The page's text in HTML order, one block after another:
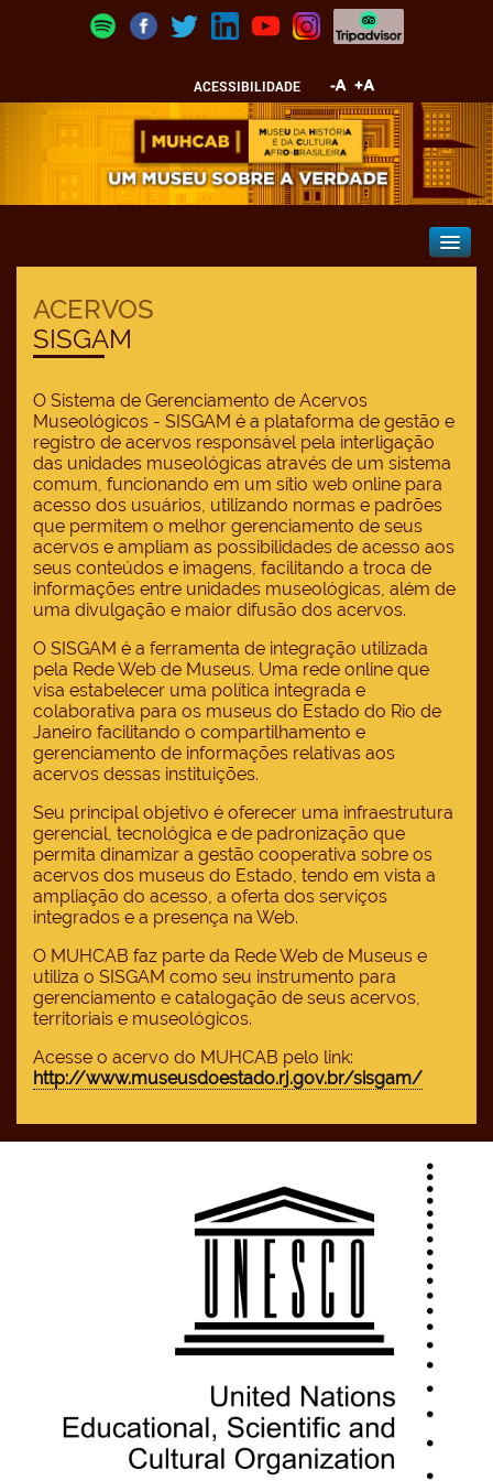
ACESSIBILIDADE
ACERVOS
SISGAM
O Sistema de Gerenciamento de Acervos
Museológicos - SISGAM é a plataforma de gestão e
registro de acervos responsável pela interligação
das unidades museológicas através de um sistema
comum, funcionando em um sítio web online para
acesso dos usuários, utilizando normas e padrões
que permitem o melhor gerenciamento de seus
acervos e ampliam as possibilidades de acesso aos
seus conteúdos e imagens, facilitando a troca de
informações entre unidades museológicas, além de
uma divulgação e maior difusão dos acervos.
O SISGAM é a ferramenta de integração utilizada
pela Rede Web de Museus. Uma rede online que
visa estabelecer uma política integrada e
colaborativa para os museus do Estado do Rio de
Janeiro facilitando o compartilhamento e
gerenciamento de informações relativas aos
acervos dessas instituições.
Seu principal objetivo é oferecer uma infraestrutura
gerencial, tecnológica e de padronização que
permita dinamizar a gestão cooperativa sobre os
acervos dos museus do Estado, tendo em vista a
ampliação do acesso, a oferta dos serviços
integrados e a presença na Web.
O MUHCAB faz parte da Rede Web de Museus e
utiliza o SISGAM como seu instrumento para
gerenciamento e catalogação de seus acervos,
territoriais e museológicos.
Acesse o acervo do MUHCAB pelo link:
http://www.museusdoestado.rj.gov.br/sisgam/